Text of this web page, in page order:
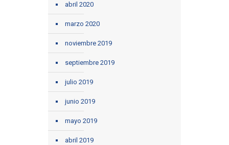
abril 2020
marzo 2020
noviembre 2019
septiembre 2019
julio 2019
junio 2019
mayo 2019
abril 2019